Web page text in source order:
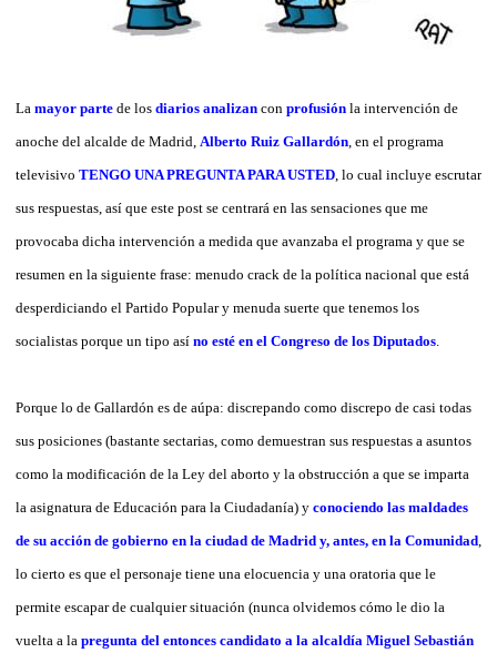
La mayor parte de los diarios analizan con profusión la intervención de
anoche del alcalde de Madrid, Alberto Ruiz Gallardón , en el programa
televisivo TENGO UNA PREGUNTA PARA USTED , lo cual incluye escrutar
sus respuestas, así que este post se centrará en las sensaciones que me
provocaba dicha intervención a medida que avanzaba el programa y que se
resumen en la siguiente frase: menudo crack de la política nacional que está
desperdiciando el Partido Popular y menuda suerte que tenemos los
socialistas porque un tipo así no esté en el Congreso de los Diputados
Porque lo de Gallardón es de aúpa: discrepando como discrepo de casi todas
sus posiciones (bastante sectarias, como demuestran sus respuestas a asuntos
como la modificación de la Ley del aborto y la obstrucción a que se imparta
la asignatura de Educación para la Ciudadanía) y conociendo las maldades
de su acción de gobierno en la ciudad de Madrid y, antes, en la Comunidad
lo cierto es que el personaje tiene una elocuencia y una oratoria que le
permite escapar de cualquier situación (nunca olvidemos cómo le dio la
vuelta a la pregunta del entonces candidato a la alcaldía Miguel Sebastián